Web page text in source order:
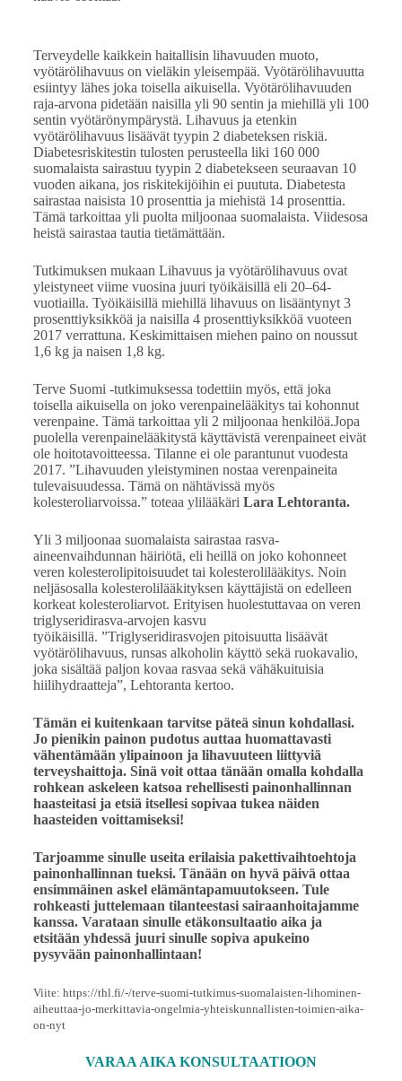
Terveydelle kaikkein haitallisin lihavuuden muoto,
vyötärölihavuus on vieläkin yleisempää. Vyötärölihavuutta
esiintyy lähes joka toisella aikuisella. Vyötärölihavuuden
raja-arvona pidetään naisilla yli 90 sentin ja miehillä yli 100
sentin vyötärönympärystä. Lihavuus ja etenkin
vyötärölihavuus lisäävät tyypin 2 diabeteksen riskiä.
Diabetesriskitestin tulosten perusteella liki 160 000
suomalaista sairastuu tyypin 2 diabetekseen seuraavan 10
vuoden aikana, jos riskitekijöihin ei puututa. Diabetesta
sairastaa naisista 10 prosenttia ja miehistä 14 prosenttia.
Tämä tarkoittaa yli puolta miljoonaa suomalaista. Viidesosa
heistä sairastaa tautia tietämättään.
Tutkimuksen mukaan Lihavuus ja vyötärölihavuus ovat
yleistyneet viime vuosina juuri työikäisillä eli 20–64-
vuotiailla. Työikäisillä miehillä lihavuus on lisääntynyt 3
prosenttiyksikköä ja naisilla 4 prosenttiyksikköä vuoteen
2017 verrattuna. Keskimittaisen miehen paino on noussut
1,6 kg ja naisen 1,8 kg.
Terve Suomi -tutkimuksessa todettiin myös, että joka
toisella aikuisella on joko verenpainelääkitys tai kohonnut
verenpaine. Tämä tarkoittaa yli 2 miljoonaa henkilöä.Jopa
puolella verenpainelääkitystä käyttävistä verenpaineet eivät
ole hoitotavoitteessa. Tilanne ei ole parantunut vuodesta
2017. ”Lihavuuden yleistyminen nostaa verenpaineita
tulevaisuudessa. Tämä on nähtävissä myös
kolesteroliarvoissa.” toteaa ylilääkäri Lara Lehtoranta.
Yli 3 miljoonaa suomalaista sairastaa rasva-
aineenvaihdunnan häiriötä, eli heillä on joko kohonneet
veren kolesterolipitoisuudet tai kolesterolilääkitys. Noin
neljäsosalla kolesterolilääkityksen käyttäjistä on edelleen
korkeat kolesteroliarvot. Erityisen huolestuttavaa on veren
triglyseridirasva-arvojen kasvu
työikäisillä. ”Triglyseridirasvojen pitoisuutta lisäävät
vyötärölihavuus, runsas alkoholin käyttö sekä ruokavalio,
joka sisältää paljon kovaa rasvaa sekä vähäkuituisia
hiilihydraatteja”, Lehtoranta kertoo.
Tämän ei kuitenkaan tarvitse päteä sinun kohdallasi.
Jo pienikin painon pudotus auttaa huomattavasti
vähentämään ylipainoon ja lihavuuteen liittyviä
terveyshaittoja. Sinä voit ottaa tänään omalla kohdalla
rohkean askeleen katsoa rehellisesti painonhallinnan
haasteitasi ja etsiä itsellesi sopivaa tukea näiden
haasteiden voittamiseksi!
Tarjoamme sinulle useita erilaisia pakettivaihtoehtoja
painonhallinnan tueksi. Tänään on hyvä päivä ottaa
ensimmäinen askel elämäntapamuutokseen. Tule
rohkeasti juttelemaan tilanteestasi sairaanhoitajamme
kanssa. Varataan sinulle etäkonsultaatio aika ja
etsitään yhdessä juuri sinulle sopiva apukeino
pysyvään painonhallintaan!
Viite: https://thl.fi/-/terve-suomi-tutkimus-suomalaisten-lihominen-
aiheuttaa-jo-merkittavia-ongelmia-yhteiskunnallisten-toimien-aika-
on-nyt
VARAA AIKA KONSULTAATIOON